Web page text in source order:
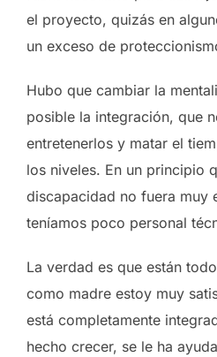
el proyecto, quizás en
un exceso de
Hubo que cambiar la
posible la integración, que
entretenerlos y matar el
los niveles. En un principio
discapacidad no fuera muy
teníamos poco personal
La verdad es que están
como madre estoy muy
está completamente
hecho crecer, se le ha